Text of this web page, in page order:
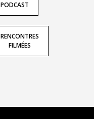
PODCAST
RENCONTRES
FILMÉES